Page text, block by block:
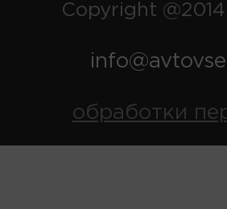
Copyright
обработки